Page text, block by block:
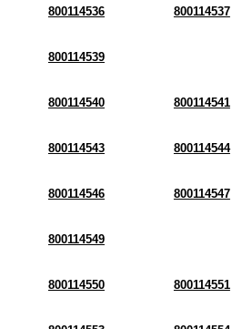
800114536 800114537
800114539
800114540 800114541
800114543 800114544
800114546 800114547
800114549
800114550 800114551